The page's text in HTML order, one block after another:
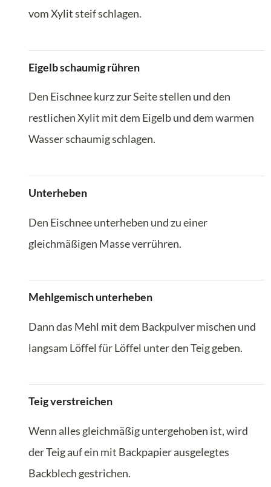
vom Xylit steif schlagen.
Eigelb schaumig rühren
Den Eischnee kurz zur Seite stellen und den
restlichen Xylit mit dem Eigelb und dem warmen
Wasser schaumig schlagen.
Unterheben
Den Eischnee unterheben und zu einer
gleichmäßigen Masse verrühren.
Mehlgemisch unterheben
Dann das Mehl mit dem Backpulver mischen und
langsam Löffel für Löffel unter den Teig geben.
Teig verstreichen
Wenn alles gleichmäßig untergehoben ist, wird
der Teig auf ein mit Backpapier ausgelegtes
Backblech gestrichen.